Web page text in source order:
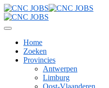
Home
Zoeken
Provincies
Antwerpen
Limburg
Oost-Vlaanderen